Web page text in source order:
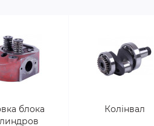
блока
Колінвал